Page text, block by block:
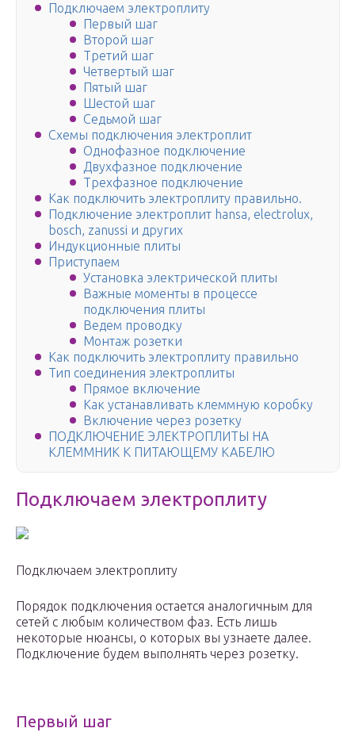
Подключаем электроплиту
Первый шаг
Второй шаг
Третий шаг
Четвертый шаг
Пятый шаг
Шестой шаг
Седьмой шаг
Схемы подключения электроплит
Однофазное подключение
Двухфазное подключение
Трехфазное подключение
Как подключить электроплиту правильно.
Подключение электроплит hansa, electrolux,
bosch, zanussi и других
Индукционные плиты
Приступаем
Установка электрической плиты
Важные моменты в процессе
подключения плиты
Ведем проводку
Монтаж розетки
Как подключить электроплиту правильно
Тип соединения электроплиты
Прямое включение
Как устанавливать клеммную коробку
Включение через розетку
ПОДКЛЮЧЕНИЕ ЭЛЕКТРОПЛИТЫ НА
КЛЕММНИК К ПИТАЮЩЕМУ КАБЕЛЮ
Подключаем электроплиту
Подключаем электроплиту
Порядок подключения остается аналогичным для
сетей с любым количеством фаз. Есть лишь
некоторые нюансы, о которых вы узнаете далее.
Подключение будем выполнять через розетку.
Первый шаг